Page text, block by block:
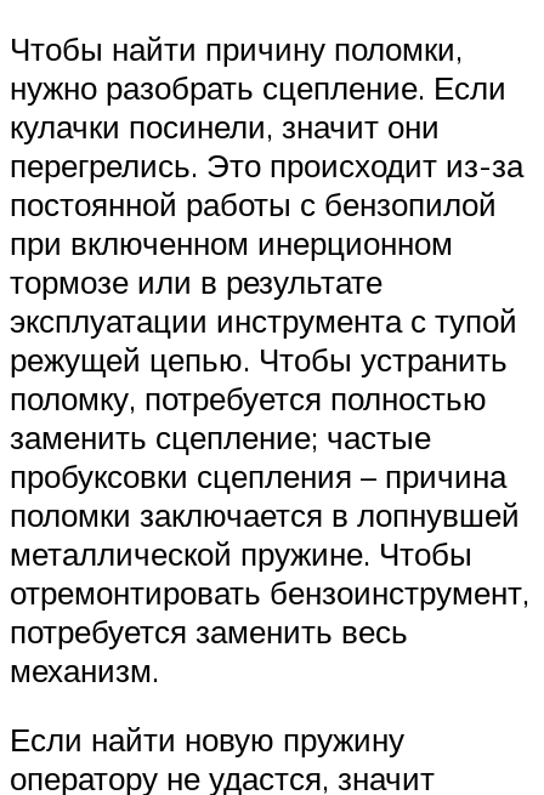
Чтобы найти причину поломки,
нужно разобрать сцепление. Если
кулачки посинели, значит они
перегрелись. Это происходит из-за
постоянной работы с бензопилой
при включенном инерционном
тормозе или в результате
эксплуатации инструмента с тупой
режущей цепью. Чтобы устранить
поломку, потребуется полностью
заменить сцепление; частые
пробуксовки сцепления – причина
поломки заключается в лопнувшей
металлической пружине. Чтобы
отремонтировать бензоинструмент,
потребуется заменить весь
механизм.
Если найти новую пружину
оператору не удастся, значит